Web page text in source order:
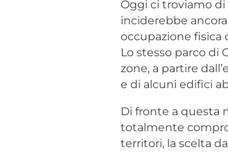
Oggi ci troviamo
inciderebbe
occupazione fisica
Lo stesso parco di
zone, a partire
e di alcuni edifici
Di fronte a questa
totalmente
territori, la scelta